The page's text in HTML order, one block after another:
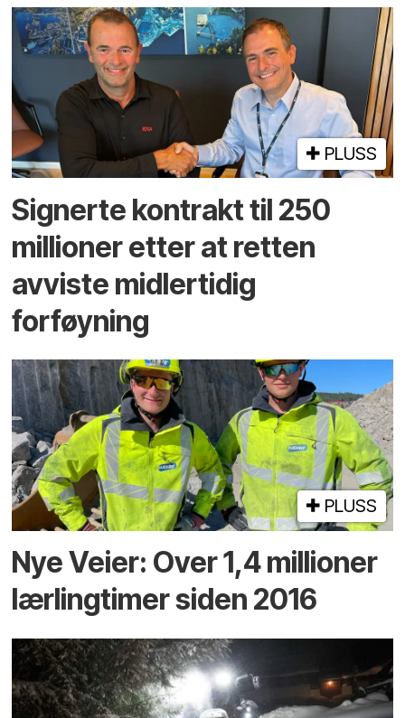
PLUSS
Signerte kontrakt til 250
millioner etter at retten
avviste midlertidig
forføyning
PLUSS
Nye Veier: Over 1,4 millioner
lærlingtimer siden 2016